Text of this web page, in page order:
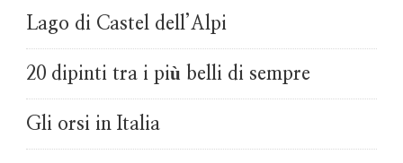
Lago di Castel dell’Alpi
20 dipinti tra i più belli di sempre
Gli orsi in Italia